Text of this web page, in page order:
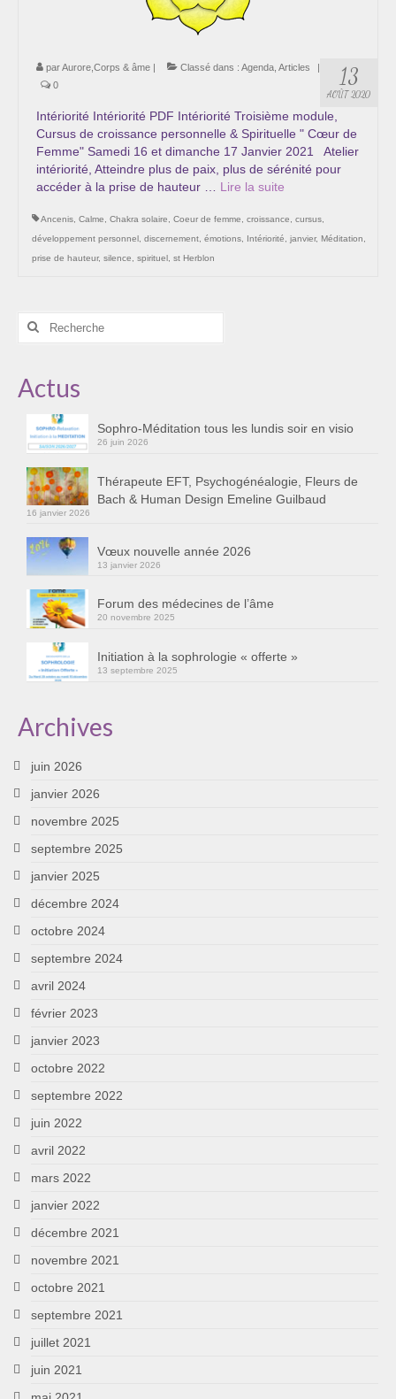
13
AOÛT 2020
parAurore,Corps & âme | Classé dans : Agenda Articles
|
0
Intériorité Intériorité PDF Intériorité Troisième module,
Cursus de croissance personnelle & Spirituelle " Cœur de
Femme" Samedi 16 et dimanche 17 Janvier 2021 Atelier
intériorité, Atteindre plus de paix, plus de sérénité pour
accéder à la prise de hauteur … Lire la suite­­
Ancenis Calme Chakra solaire Coeur de femme croissance cursus
développement personnel discernement émotions Intériorité janvier, Méditation
prise de hauteur, silence spirituel st Herblon
Rechercher
Actus
Sophro-Méditation tous les lundis soir en visio
26 juin 2026
Thérapeute EFT, Psychogénéalogie, Fleurs de
Bach & Human Design Emeline Guilbaud
16 janvier 2026
Vœux nouvelle année 2026
13 janvier 2026
Forum des médecines de l’âme
20 novembre 2025
Initiation à la sophrologie « offerte »
13 septembre 2025
Archives
juin 2026
janvier 2026
novembre 2025
septembre 2025
janvier 2025
décembre 2024
octobre 2024
septembre 2024
avril 2024
février 2023
janvier 2023
octobre 2022
septembre 2022
juin 2022
avril 2022
mars 2022
janvier 2022
décembre 2021
novembre 2021
octobre 2021
septembre 2021
juillet 2021
juin 2021